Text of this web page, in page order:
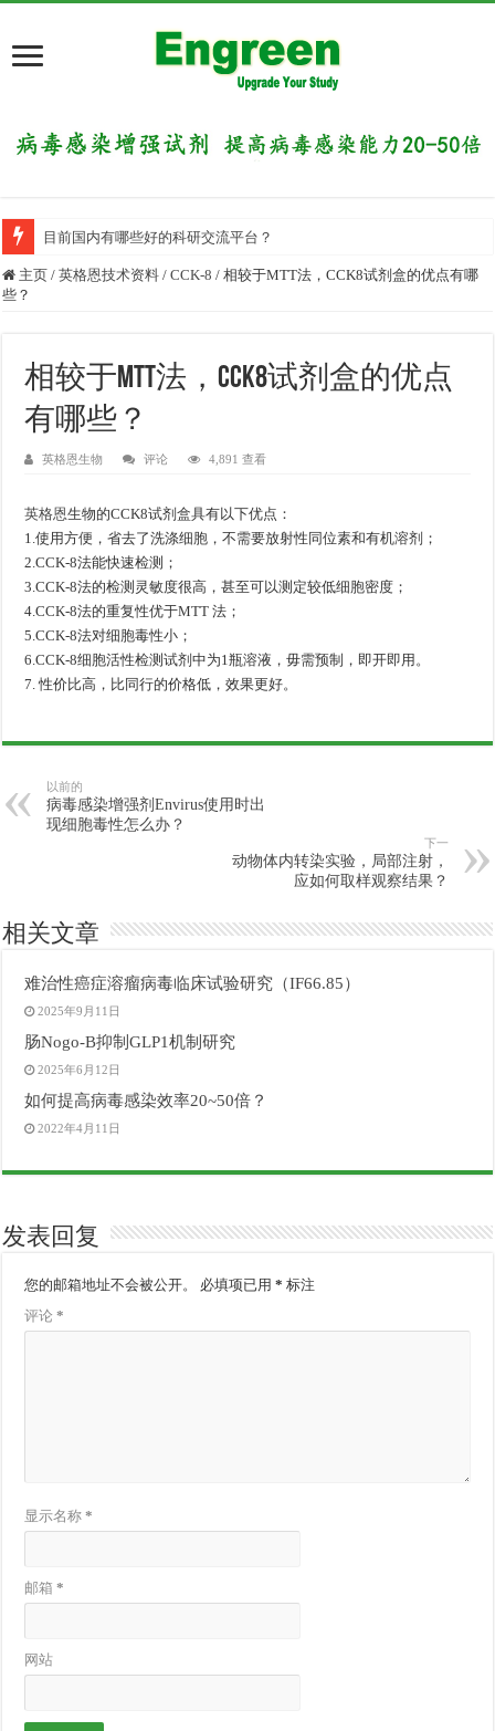
目前国内有哪些好的科研交流平台？
主页 / 英格恩技术资料 / CCK-8 / 相较于MTT法，CCK8试剂盒的优点有哪
些？
相较于MTT法，CCK8试剂盒的优点
有哪些？
英格恩生物 评论 4,891 查看
英格恩生物的CCK8试剂盒具有以下优点：
1.使用方便，省去了洗涤细胞，不需要放射性同位素和有机溶剂；
2.CCK-8法能快速检测；
3.CCK-8法的检测灵敏度很高，甚至可以测定较低细胞密度；
4.CCK-8法的重复性优于MTT 法；
5.CCK-8法对细胞毒性小；
6.CCK-8细胞活性检测试剂中为1瓶溶液，毋需预制，即开即用。
7. 性价比高，比同行的价格低，效果更好。
以前的
病毒感染增强剂Envirus使用时出
现细胞毒性怎么办？
下一
动物体内转染实验，局部注射，
应如何取样观察结果？
相关文章
难治性癌症溶瘤病毒临床试验研究（IF66.85）
2025年9月11日
肠Nogo-B抑制GLP1机制研究
2025年6月12日
如何提高病毒感染效率20~50倍？
2022年4月11日
发表回复
您的邮箱地址不会被公开。 必填项已用* 标注
评论*
显示名称*
邮箱*
网站